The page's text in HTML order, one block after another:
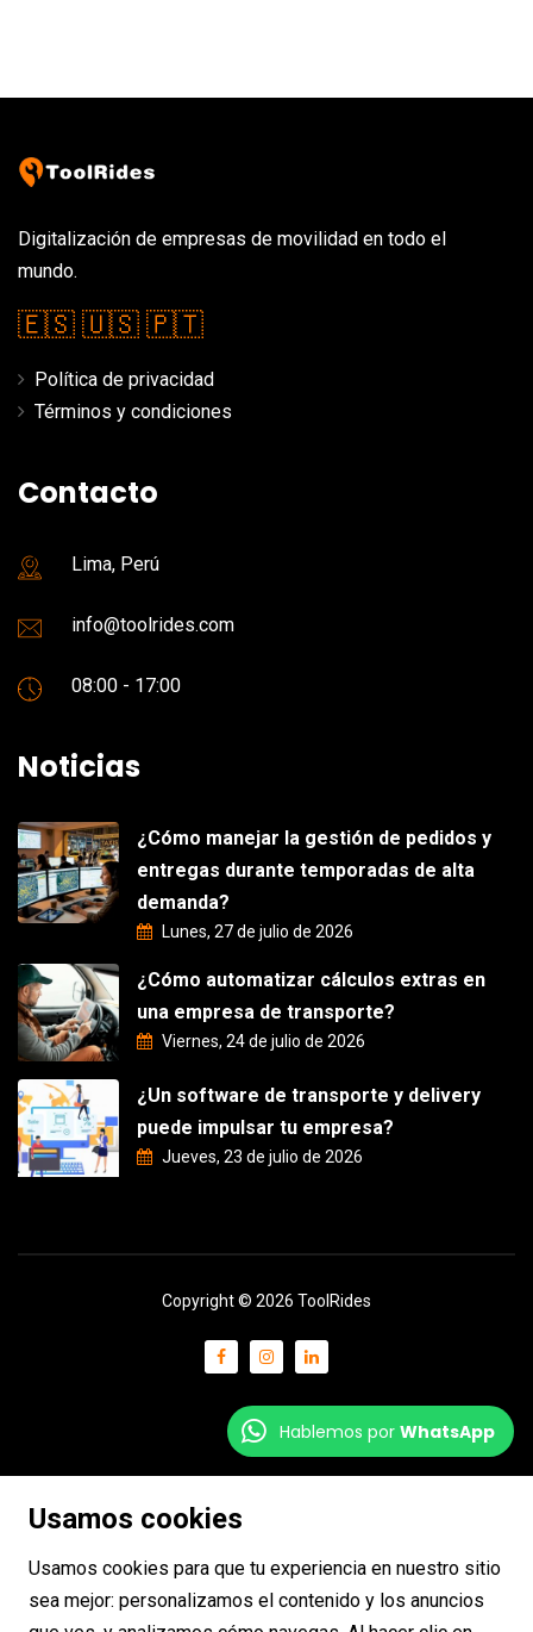
Digitalización de empresas de movilidad en todo el
mundo.
🇪🇸 🇺🇸 🇵🇹
Política de privacidad
Términos y condiciones
Contacto
Lima, Perú
info@toolrides.com
08:00 - 17:00
Noticias
¿Cómo manejar la gestión de pedidos y
entregas durante temporadas de alta
demanda?
Lunes, 27 de julio de 2026
¿Cómo automatizar cálculos extras en
una empresa de transporte?
Viernes, 24 de julio de 2026
¿Un software de transporte y delivery
puede impulsar tu empresa?
Jueves, 23 de julio de 2026
Copyright © 2026 ToolRides
Hablemos por WhatsApp
Usamos cookies
Usamos cookies para que tu experiencia en nuestro sitio
sea mejor: personalizamos el contenido y los anuncios